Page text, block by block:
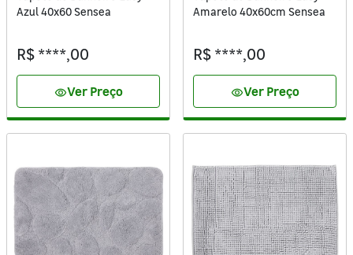
Azul 40x60 Sensea
R$ ****,00
visibilityVer Preço
Amarelo 40x60cm Sensea
R$ ****,00
visibilityVer Preço